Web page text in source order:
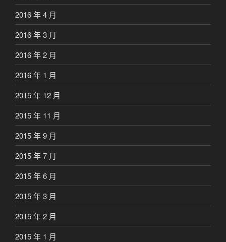
2016 年 4 月
2016 年 3 月
2016 年 2 月
2016 年 1 月
2015 年 12 月
2015 年 11 月
2015 年 9 月
2015 年 7 月
2015 年 6 月
2015 年 3 月
2015 年 2 月
2015 年 1 月